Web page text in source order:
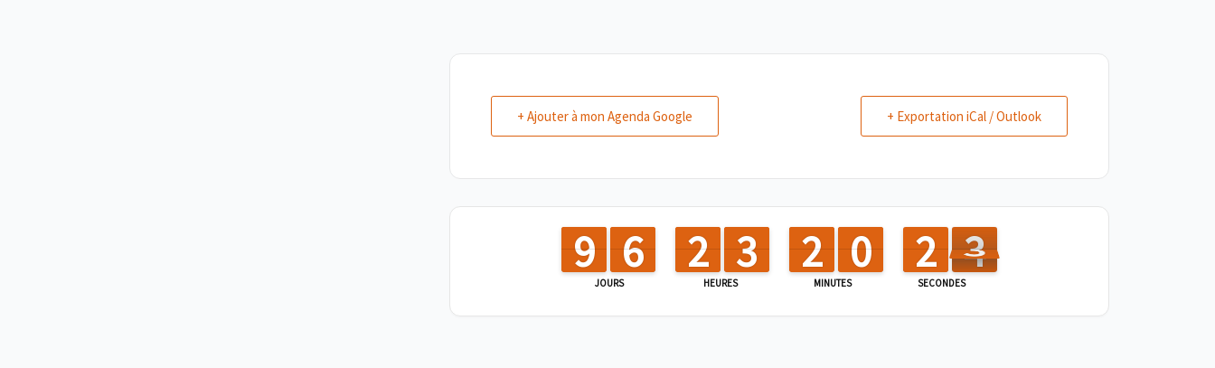
+ Ajouter à mon Agenda Google + Exportation iCal / Outlook
JOURS
8
8
9
9 5
5
6
6
HEURES
1
1
2
2 2
2
3
3
MINUTES
1
1
2
2 9
9
0
0
SECONDES
3
2
2 3
3
2